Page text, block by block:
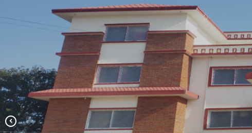
वडा नं १ र ४ जोड्ने बबई नदी पुल
विरेन्द्र मावि हेकुली परिसर , पृष्ठभूमीमा
ऐतिहासिक राजाकोट
स्वास्थ्य चौकी हेकुली
वडा नं.१ को भञ्जयाङबाट देखिएको दृष्य